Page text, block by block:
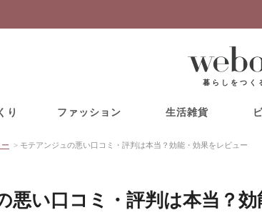
暮らしをつく
り ファッション 生活雑貨
> モテアンジュの悪い口コミ・評判は本当？効能・効果をレビュー
悪い口コミ・評判は本当？